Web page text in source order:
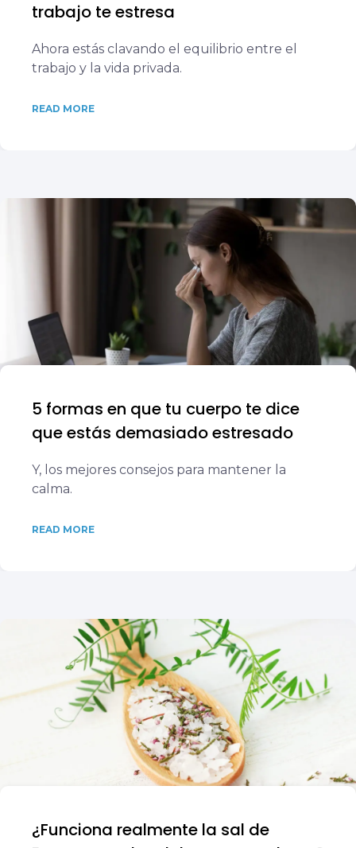
trabajo te estresa
Ahora estás clavando el equilibrio entre el
trabajo y la vida privada.
READ MORE
5 formas en que tu cuerpo te dice
que estás demasiado estresado
Y, los mejores consejos para mantener la
calma.
READ MORE
¿Funciona realmente la sal de